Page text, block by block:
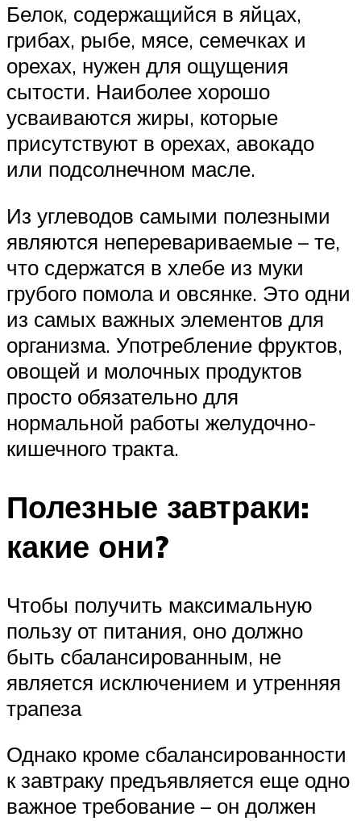
Белок, содержащийся в яйцах,
грибах, рыбе, мясе, семечках и
орехах, нужен для ощущения
сытости. Наиболее хорошо
усваиваются жиры, которые
присутствуют в орехах, авокадо
или подсолнечном масле.
Из углеводов самыми полезными
являются неперевариваемые – те,
что сдержатся в хлебе из муки
грубого помола и овсянке. Это одни
из самых важных элементов для
организма. Употребление фруктов,
овощей и молочных продуктов
просто обязательно для
нормальной работы желудочно-
кишечного тракта.
Полезные завтраки:
какие они?
Чтобы получить максимальную
пользу от питания, оно должно
быть сбалансированным, не
является исключением и утренняя
трапеза
Однако кроме сбалансированности
к завтраку предъявляется еще одно
важное требование – он должен